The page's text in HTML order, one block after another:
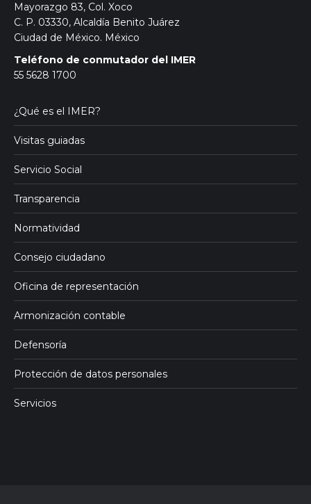
Mayorazgo 83, Col. Xoco
C. P. 03330, Alcaldía Benito Juárez
Ciudad de México. México
Teléfono de conmutador del IMER
55 5628 1700
¿Qué es el IMER?
Visitas guiadas
Servicio Social
Transparencia
Normatividad
Consejo ciudadano
Oficina de representación
Armonización contable
Defensoría
Protección de datos personales
Servicios